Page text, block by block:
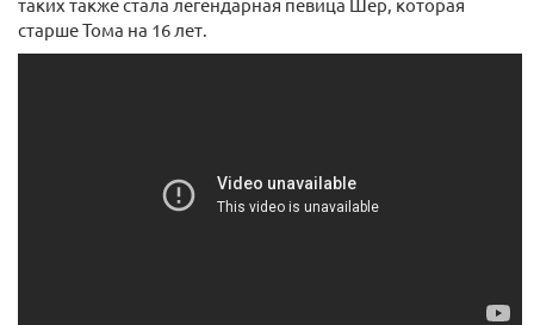
старше Тома на 16 лет.